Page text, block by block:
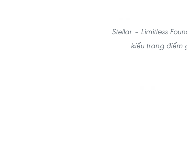
Stellar – Limitless
kiểu trang điểm